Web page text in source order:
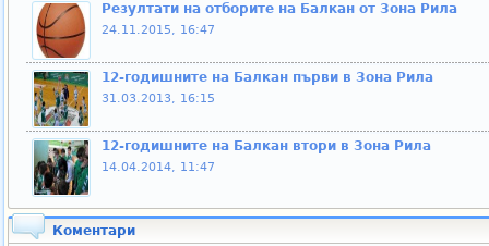
Резултати на отборите на Балкан от Зона Рила
24.11.2015, 16:47
12-годишните на Балкан първи в Зона Рила
31.03.2013, 16:15
12-годишните на Балкан втори в Зона Рила
14.04.2014, 11:47
Коментари